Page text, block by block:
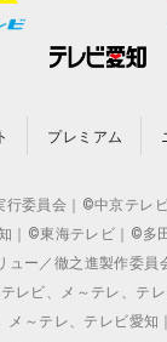
プレミアム
委員会｜©中京テレ
｜©東海テレビ｜©多
ュー／徹之進製作委
レビ、メ～テレ、テ
メ～テレ、テレビ愛